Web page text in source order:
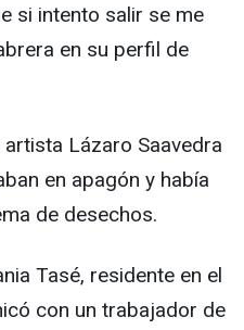
si intento salir se me
en su perfil de
Lázaro Saavedra
en apagón y había
de desechos.
Tasé, residente en el
con un trabajador de